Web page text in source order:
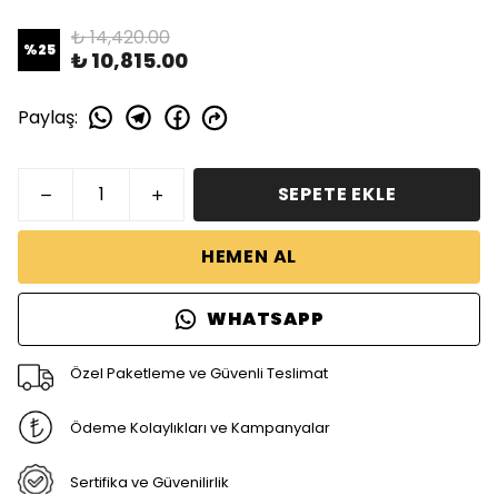
%25 ₺ 14,420.00
₺ 10,815.00
Paylaş:
SEPETE EKLE
HEMEN AL
WHATSAPP
Özel Paketleme ve Güvenli Teslimat
Ödeme Kolaylıkları ve Kampanyalar
Sertifika ve Güvenilirlik